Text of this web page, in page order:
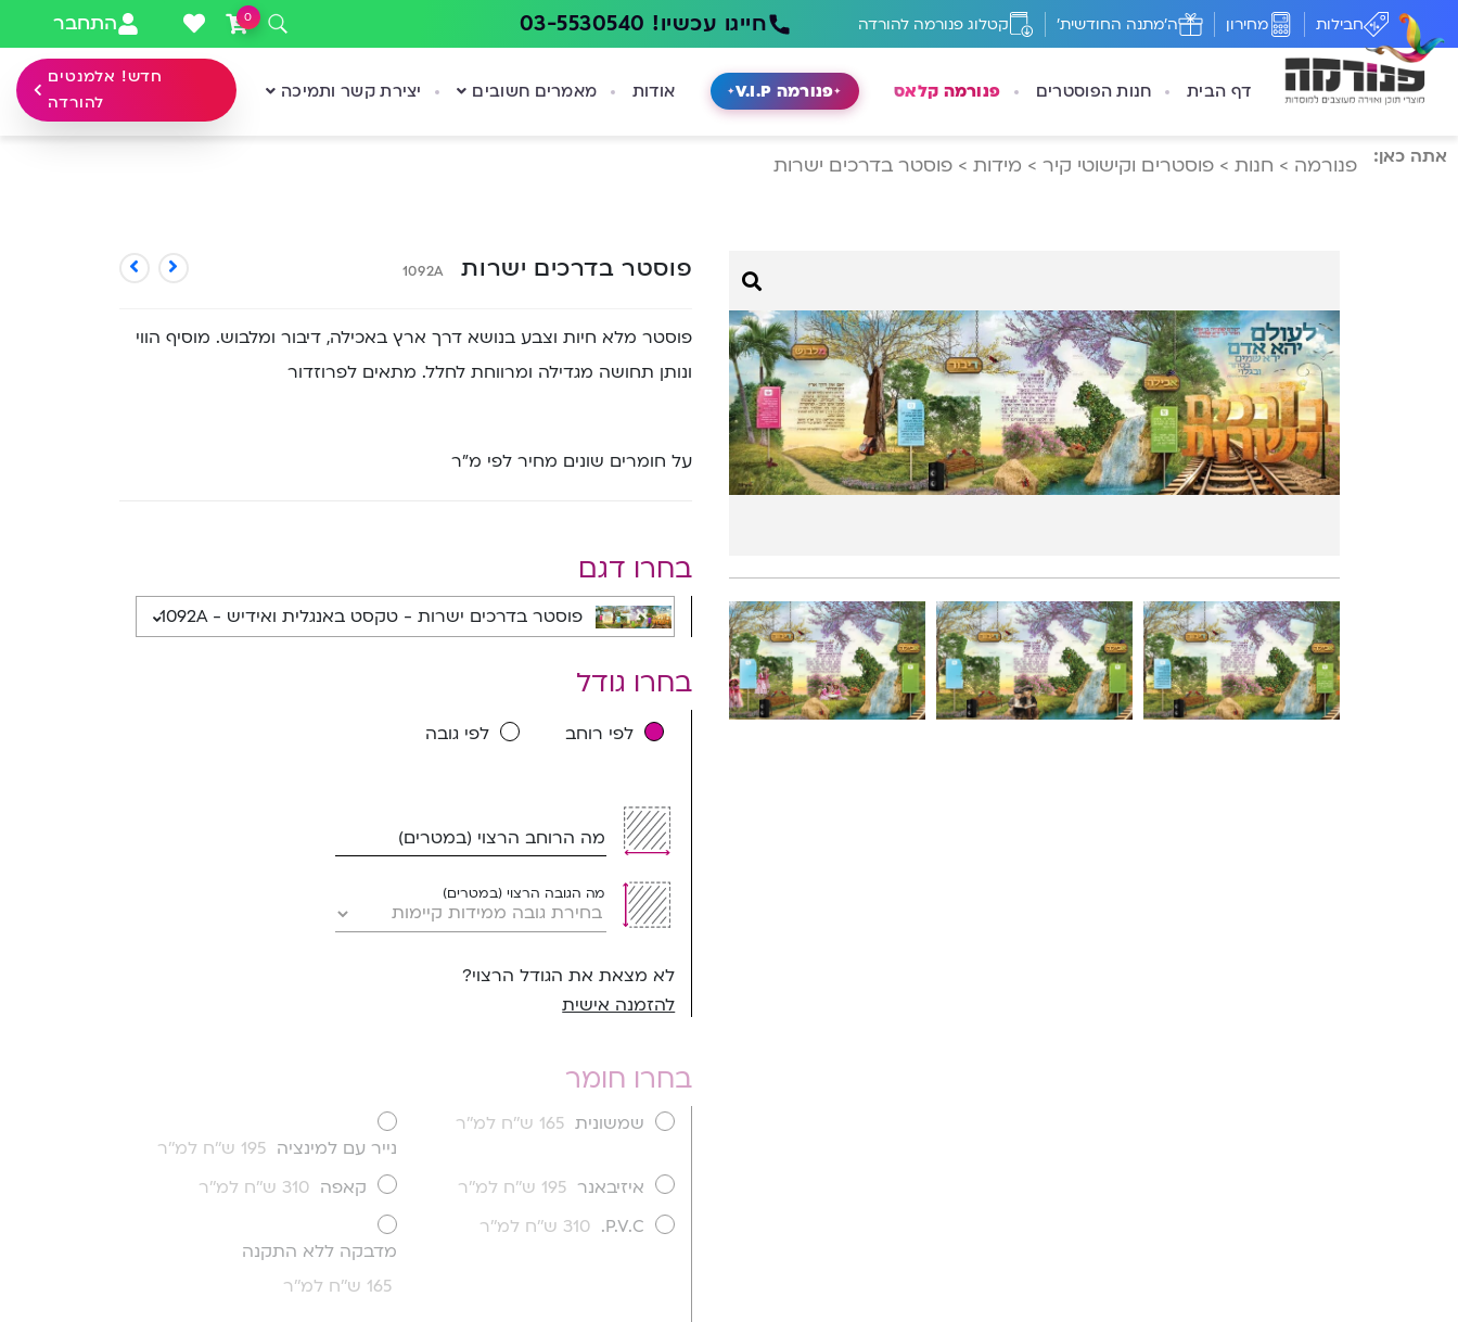
חבילות מחירון ה'מתנה החודשית' קטלוג פנורמה להורדה חייגו עכשיו! 03-5530540 0 התחבר
דף הבית חנות הפוסטרים פנורמה קלאס פנורמה V.I.P אודות מאמרים חשובים יצירת קשר ותמיכה
חדש! אלמנטים
להורדה
אתה כאן: פנורמה > חנות > פוסטרים וקישוטי קיר > מידות > פוסטר בדרכים ישרות
פוסטר בדרכים ישרות 1092A
פוסטר מלא חיות וצבע בנושא דרך ארץ באכילה, דיבור ומלבוש. מוסיף הווי
ונותן תחושה מגדילה ומרווחת לחלל. מתאים לפרוזדור
על חומרים שונים מחיר לפי מ”ר
בחרו דגם
פוסטר בדרכים ישרות - טקסט באנגלית ואידיש - 1092A
בחרו גודל
לפי רוחב לפי גובה
מה הרוחב הרצוי (במטרים)
מה הגובה הרצוי (במטרים)
לא מצאת את הגודל הרצוי?
להזמנה אישית
בחרו חומר
שמשונית 165 ש''ח למ''ר
נייר עם למינציה 195 ש''ח למ''ר
איזיבאנר 195 ש''ח למ''ר קאפה 310 ש''ח למ''ר
P.V.C.
310 ש''ח למ''ר
מדבקה ללא התקנה
165 ש''ח למ''ר